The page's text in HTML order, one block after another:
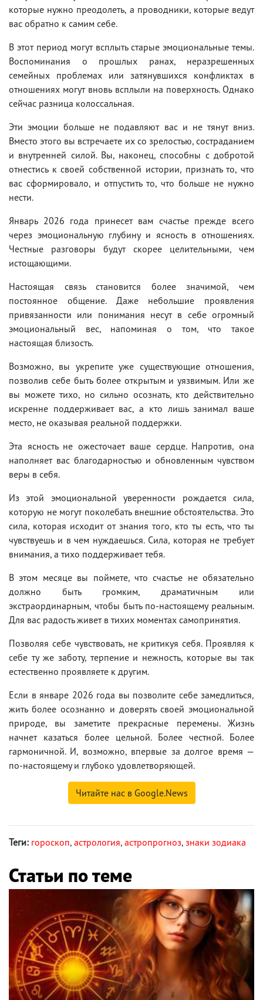
которые нужно преодолеть, а проводники, которые ведут
вас обратно к самим себе.
В этот период могут всплыть старые эмоциональные темы.
Воспоминания о прошлых ранах, неразрешенных
семейных проблемах или затянувшихся конфликтах в
отношениях могут вновь всплыли на поверхность. Однако
сейчас разница колоссальная.
Эти эмоции больше не подавляют вас и не тянут вниз.
Вместо этого вы встречаете их со зрелостью, состраданием
и внутренней силой. Вы, наконец, способны с добротой
отнестись к своей собственной истории, признать то, что
вас сформировало, и отпустить то, что больше не нужно
нести.
Январь 2026 года принесет вам счастье прежде всего
через эмоциональную глубину и ясность в отношениях.
Честные разговоры будут скорее целительными, чем
истощающими.
Настоящая связь становится более значимой, чем
постоянное общение. Даже небольшие проявления
привязанности или понимания несут в себе огромный
эмоциональный вес, напоминая о том, что такое
настоящая близость.
Возможно, вы укрепите уже существующие отношения,
позволив себе быть более открытым и уязвимым. Или же
вы можете тихо, но сильно осознать, кто действительно
искренне поддерживает вас, а кто лишь занимал ваше
место, не оказывая реальной поддержки.
Эта ясность не ожесточает ваше сердце. Напротив, она
наполняет вас благодарностью и обновленным чувством
веры в себя.
Из этой эмоциональной уверенности рождается сила,
которую не могут поколебать внешние обстоятельства. Это
сила, которая исходит от знания того, кто ты есть, что ты
чувствуешь и в чем нуждаешься. Сила, которая не требует
внимания, а тихо поддерживает тебя.
В этом месяце вы поймете, что счастье не обязательно
должно быть громким, драматичным или
экстраординарным, чтобы быть по-настоящему реальным.
Для вас радость живет в тихих моментах самопринятия.
Позволяя себе чувствовать, не критикуя себя. Проявляя к
себе ту же заботу, терпение и нежность, которые вы так
естественно проявляете к другим.
Если в январе 2026 года вы позволите себе замедлиться,
жить более осознанно и доверять своей эмоциональной
природе, вы заметите прекрасные перемены. Жизнь
начнет казаться более цельной. Более честной. Более
гармоничной. И, возможно, впервые за долгое время —
по-настоящему и глубоко удовлетворяющей.
Читайте нас в Google.News
Теги: гороскоп, астрология, астропрогноз, знаки зодиака
Статьи по теме